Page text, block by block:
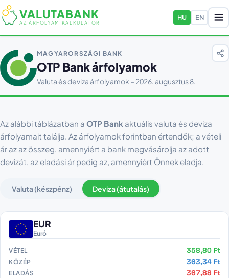
VALUTABANK
AZ ÁRFOLYAM KALKULÁTOR
HU EN
MAGYARORSZÁGI BANK
OTP Bank árfolyamok
Valuta és deviza árfolyamok – 2026. augusztus 8.
Az alábbi táblázatban a OTP Bank aktuális valuta és deviza
árfolyamait találja. Az árfolyamok forintban értendők; a vételi
ár az az összeg, amennyiért a bank megvásárolja az adott
devizát, az eladási ár pedig az, amennyiért Önnek eladja.
Valuta (készpénz) Deviza (átutalás)
EUR
Euró
VÉTEL 358,80 Ft
KÖZÉP 363,34 Ft
ELADÁS 367,88 Ft